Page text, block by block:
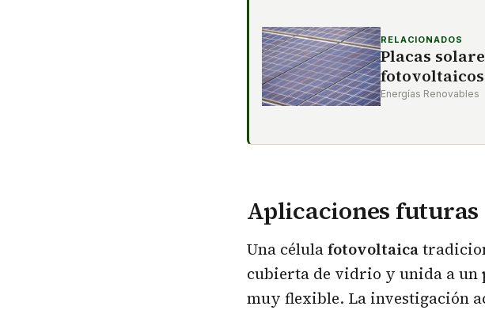
RELACIONADOS
Placas
Energías Renovables
Aplicaciones futuras
Una célulafotovoltaica
cubierta de vidrio y unida a un
muy flexible. La investigación